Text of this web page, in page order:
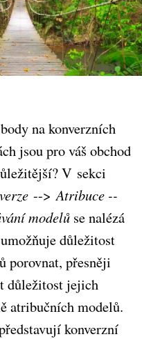
na konverzních
jsou pro váš obchod
V sekci
-->Atribuce --
modelůse nalézá
důležitost
porovnat, přesněji
důležitost jejich
atribučních modelů.
konverzní